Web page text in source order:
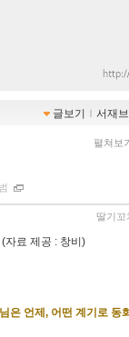
글보기 ｌ 서재
펼쳐보
딸기꼬
자료 제공 : 창비)
은 언제, 어떤 계기로 동